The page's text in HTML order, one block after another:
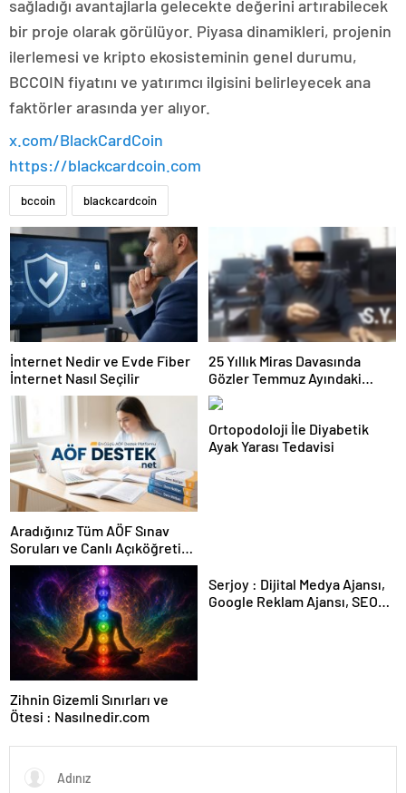
sağladığı avantajlarla gelecekte değerini artırabilecek
bir proje olarak görülüyor. Piyasa dinamikleri, projenin
ilerlemesi ve kripto ekosisteminin genel durumu,
BCCOIN fiyatını ve yatırımcı ilgisini belirleyecek ana
faktörler arasında yer alıyor.
x.com/BlackCardCoin
https://blackcardcoin.com
bccoin blackcardcoin
İnternet Nedir ve Evde Fiber
İnternet Nasıl Seçilir
25 Yıllık Miras Davasında
Gözler Temmuz Ayındaki
Karar Duruşmasına Çevrildi
Aradığınız Tüm AÖF Sınav
Soruları ve Canlı Açıköğretim
Forumu Burada
Ortopodoloji İle Diyabetik
Ayak Yarası Tedavisi
Zihnin Gizemli Sınırları ve
Ötesi : Nasılnedir.com
Serjoy : Dijital Medya Ajansı,
Google Reklam Ajansı, SEO